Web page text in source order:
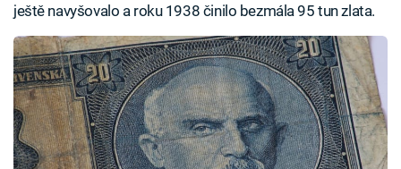
ještě navyšovalo a roku 1938 činilo bezmála 95 tun zlata.